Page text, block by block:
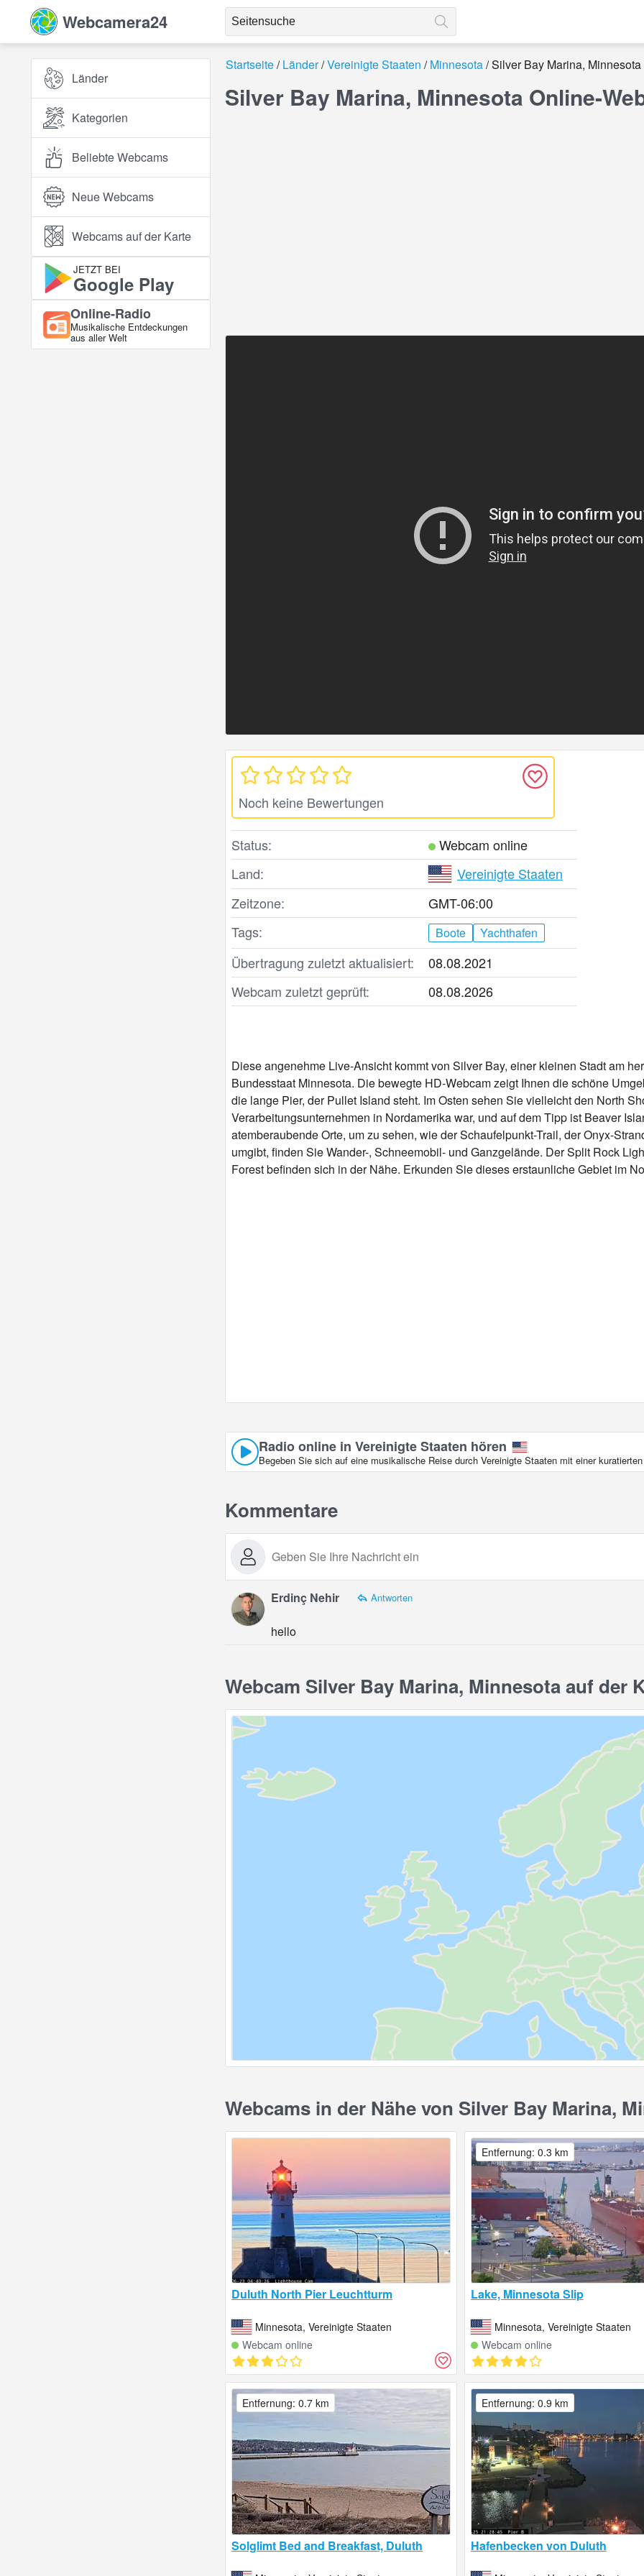
Webcamera24
Länder
Kategorien
Beliebte Webcams
Neue Webcams
Webcams auf der Karte
JETZT BEI
Google Play
Online‑Radio
Musikalische Entdeckungen
aus aller Welt
Startseite Länder Vereinigte Staaten Minnesota Silver Bay Marina, Minnesota
Silver Bay Marina, Minnesota Online-
Noch keine Bewertungen
Status:
Webcam online
Land:
Vereinigte Staaten
Zeitzone:
GMT-06:00
Tags:
Boote Yachthafen
Übertragung zuletzt aktualisiert:
08.08.2021
Webcam zuletzt geprüft:
08.08.2026
Diese angenehme Live-Ansicht kommt von Silver Bay, einer kleinen Stadt am
Bundesstaat Minnesota. Die bewegte HD-Webcam zeigt Ihnen die schöne
die lange Pier, der Pullet Island steht. Im Osten sehen Sie vielleicht den North
Verarbeitungsunternehmen in Nordamerika war, und auf dem Tipp ist Beaver
atemberaubende Orte, um zu sehen, wie der Schaufelpunkt-Trail, der Onyx-
umgibt, finden Sie Wander-, Schneemobil- und Ganzgelände. Der Split Rock
Forest befinden sich in der Nähe. Erkunden Sie dieses erstaunliche Gebiet im
Radio online in Vereinigte Staaten hören
Begeben Sie sich auf eine musikalische Reise durch Vereinigte Staaten mit einer
Kommentare
Erdinç Nehir Antworten
hello
Webcam Silver Bay Marina, Minnesota auf der
Webcams in der Nähe von Silver Bay Marina,
Duluth North Pier Leuchtturm
Minnesota, Vereinigte Staaten
Webcam online
Lake, Minnesota Slip
Minnesota, Vereinigte Staaten
Webcam online
Entfernung: 0.3 km
Solglimt Bed and Breakfast, Duluth
Entfernung: 0.7 km
Hafenbecken von Duluth
Entfernung: 0.9 km